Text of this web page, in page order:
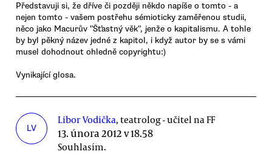
Představuji si, že dříve či později někdo napíše o tomto - a
nejen tomto - vašem postřehu sémioticky zaměřenou studii,
něco jako Macurův "Šťastný věk", jenže o kapitalismu. A tohle
by byl pěkný název jedné z kapitol, i když autor by se s vámi
musel dohodnout ohledně copyrightu:)
Vynikající glosa.
LV
Libor Vodička, teatrolog - učitel na FF
13. února 2012 v 18.58
Souhlasím.